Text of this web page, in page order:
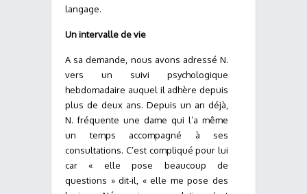
langage.
Un intervalle de vie
A sa demande, nous avons adressé N.
vers un suivi psychologique
hebdomadaire auquel il adhère depuis
plus de deux ans. Depuis un an déjà,
N. fréquente une dame qui l’a même
un temps accompagné à ses
consultations. C’est compliqué pour lui
car « elle pose beaucoup de
questions » dit-il, « elle me pose des